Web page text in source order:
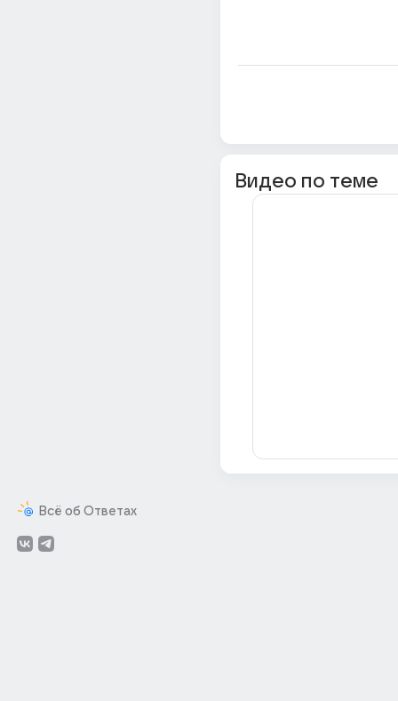
Всё об Ответах
Видео по теме